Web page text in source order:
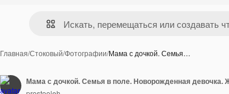
Главная/Стоковый/Фотографии/Мама с дочкой. Семья…